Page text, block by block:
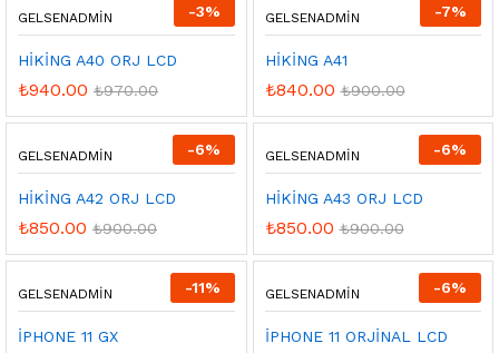
-3%
GELSENADMIN
HİKİNG A40 ORJ LCD
₺940.00 ₺970.00
-7%
GELSENADMIN
HİKİNG A41
₺840.00 ₺900.00
-6%
GELSENADMIN
HİKİNG A42 ORJ LCD
₺850.00 ₺900.00
-6%
GELSENADMIN
HİKİNG A43 ORJ LCD
₺850.00 ₺900.00
-11%
GELSENADMIN
İPHONE 11 GX
-6%
GELSENADMIN
İPHONE 11 ORJİNAL LCD